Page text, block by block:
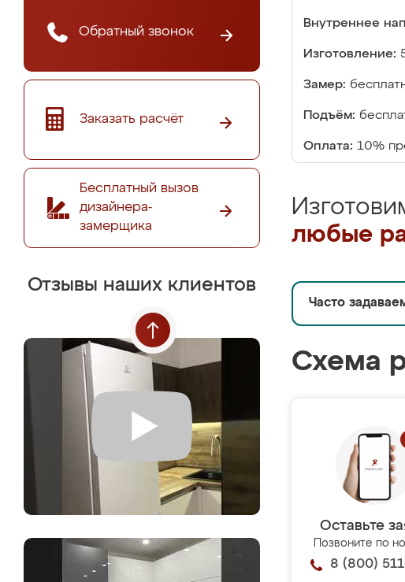
Обратный звонок
Заказать расчёт
Бесплатный вызов
дизайнера-
замерщика
Отзывы наших клиентов
Внутреннее
Изготовление:
Замер:
Подъём:
Оплата: 10%
любые
Часто
Схема
Оставьте
Позвоните по
8 (800)